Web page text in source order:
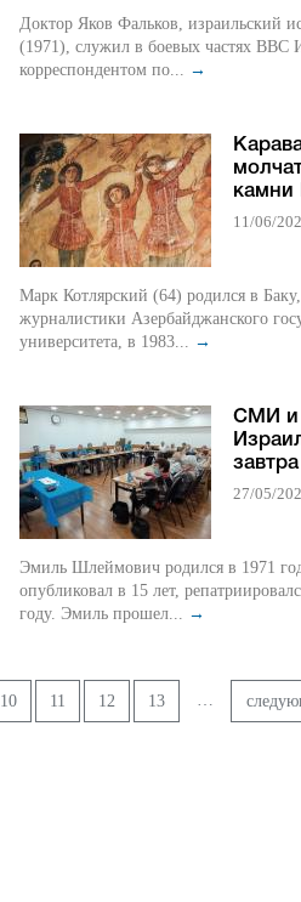
Доктор Яков Фальков, израильский
(1971), служил в боевых частях ВВС
корреспондентом по... →
камни
11/06/
Марк Котлярский (64) родился в
журналистики Азербайджанского
университета, в 1983... →
СМИ и
завтра
27/05/
Эмиль Шлеймович родился в 1971
опубликовал в 15 лет,
году. Эмиль прошел... →
10 11 12 13